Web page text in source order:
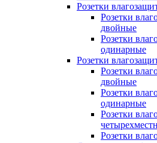
Розетки
Розетки
двойные
Розетки
одинарные
Розетки
Розетки
двойные
Розетки
одинарные
Розетки
Розетки